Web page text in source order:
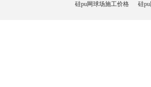
硅pu网球场施工价格
硅pu